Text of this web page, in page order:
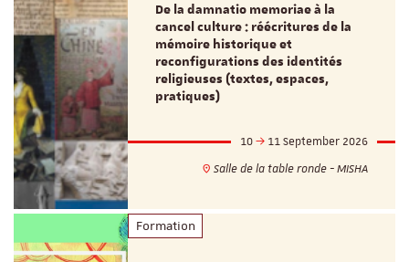
De la damnatio memoriae à la
cancel culture : réécritures de la
mémoire historique et
reconfigurations des identités
religieuses (textes, espaces,
pratiques)
10
11 September 2026
Salle de la table ronde - MISHA
Formation